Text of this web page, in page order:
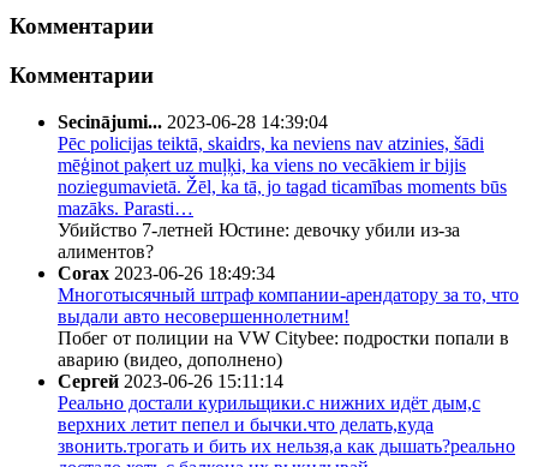
Комментарии
Комментарии
Secinājumi... 2023-06-28 14:39:04
Pēc policijas teiktā, skaidrs, ka neviens nav atzinies, šādi
mēģinot paķert uz muļķi, ka viens no vecākiem ir bijis
noziegumavietā. Žēl, ka tā, jo tagad ticamības moments būs
mazāks. Parasti…
Убийство 7-летней Юстине: девочку убили из-за
алиментов?
Corax 2023-06-26 18:49:34
Многотысячный штраф компании-арендатору за то, что
выдали авто несовершеннолетним!
Побег от полиции на VW Citybee: подростки попали в
аварию (видео, дополнено)
Сергей 2023-06-26 15:11:14
Реально достали курильщики.с нижних идёт дым,с
верхних летит пепел и бычки.что делать,куда
звонить.трогать и бить их нельзя,а как дышать?реально